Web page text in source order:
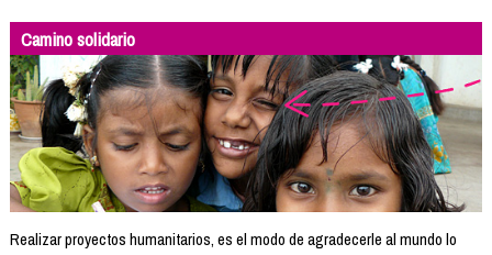
Camino solidario
Realizar proyectos humanitarios, es el modo de agradecerle al mundo lo